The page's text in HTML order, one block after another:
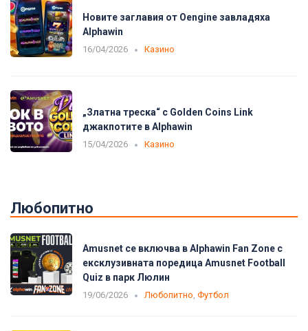
Новите заглавия от Oengine завладяха
Alphawin
16/04/2026 Казино
„Златна треска“ с Golden Coins Link
джакпотите в Alphawin
15/04/2026 Казино
Любопитно
Amusnet се включва в Alphawin Fan Zone с
ексклузивната поредица Amusnet Football
Quiz в парк Люлин
19/06/2026 Любопитно Футбол